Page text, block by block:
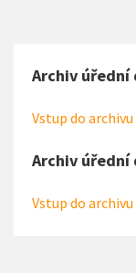
Archiv úřední
Vstup do archivu
Archiv úřední
Vstup do archivu